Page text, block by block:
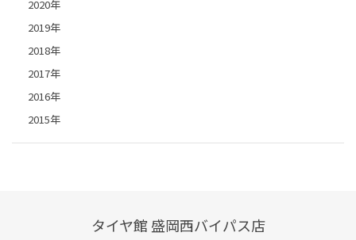
2020年
2019年
2018年
2017年
2016年
2015年
タイヤ館 盛岡西バイパス店